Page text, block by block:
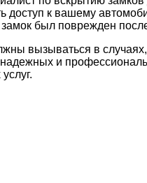
доступ к вашему
был поврежден
вызываться в
и